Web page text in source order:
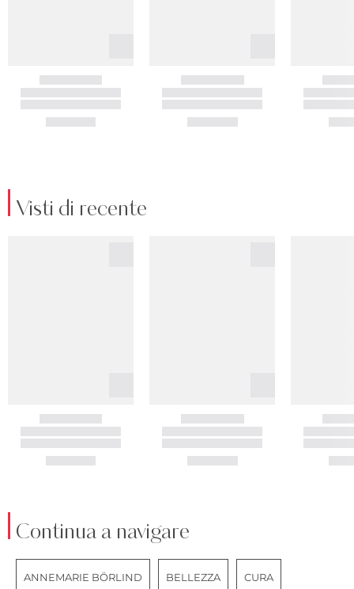
Visti di recente
Continua a navigare
ANNEMARIE BÖRLIND BELLEZZA CURA